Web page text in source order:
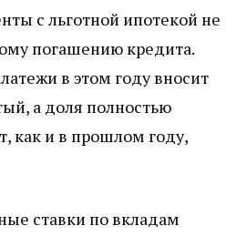
с льготной ипотекой не
погашению кредита.
в этом году вносит
а доля полностью
как и в прошлом году,
ставки по вкладам